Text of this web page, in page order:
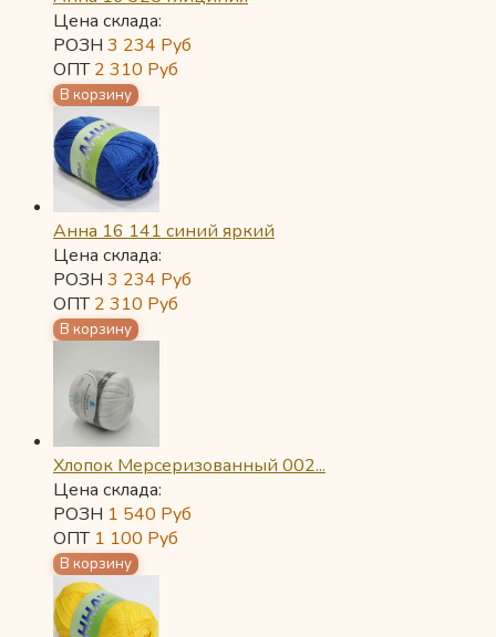
Цена склада:
РОЗН 3 234 Руб
ОПТ2 310 Руб
Анна 16 141 синий яркий
Цена склада:
РОЗН 3 234 Руб
ОПТ2 310 Руб
Хлопок Мерсеризованный 002...
Цена склада:
РОЗН 1 540 Руб
ОПТ 1 100 Руб